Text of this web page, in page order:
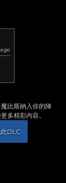
比斯納入你的陣
多精彩內容。
DLC